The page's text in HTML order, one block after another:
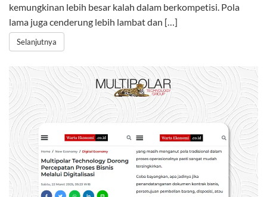
kemungkinan lebih besar kalah dalam berkompetisi. Pola
lama juga cenderung lebih lambat dan […]
Selanjutnya